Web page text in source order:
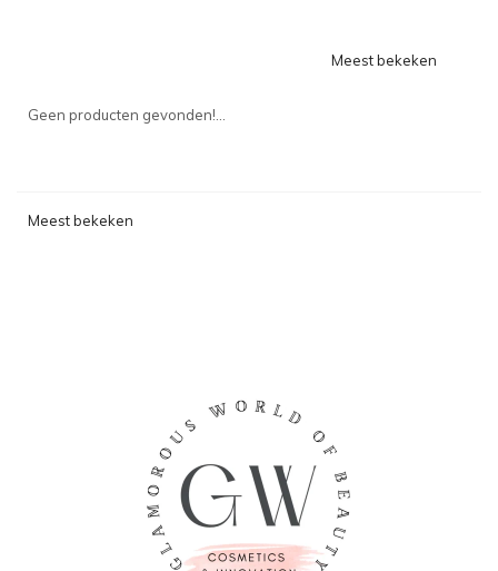
Meest bekeken
Geen producten gevonden!...
Meest bekeken